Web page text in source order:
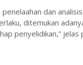
penelaahan dan
ditemukan
penyelidikan,”